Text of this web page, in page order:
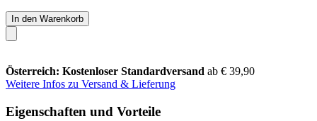
In den Warenkorb
Österreich: Kostenloser Standardversand ab € 39,90
Weitere Infos zu Versand & Lieferung
Eigenschaften und Vorteile